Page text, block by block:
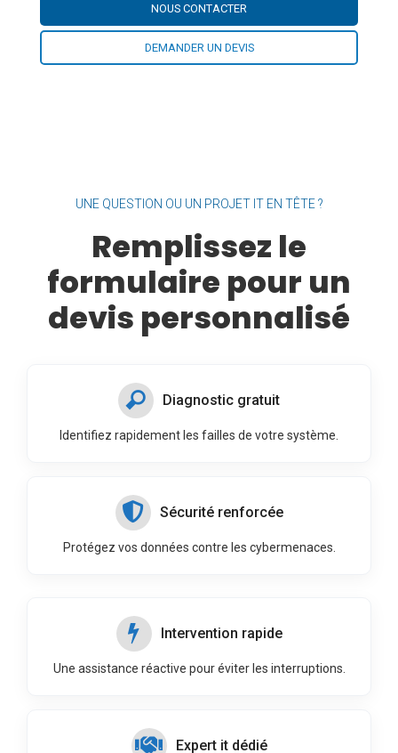
NOUS CONTACTER
DEMANDER UN DEVIS
UNE QUESTION OU UN PROJET IT EN TÊTE ?
Remplissez le
formulaire pour un
devis personnalisé
Diagnostic gratuit
Identifiez rapidement les failles de votre système.
Sécurité renforcée
Protégez vos données contre les cybermenaces.
Intervention rapide
Une assistance réactive pour éviter les interruptions.
Expert it dédié